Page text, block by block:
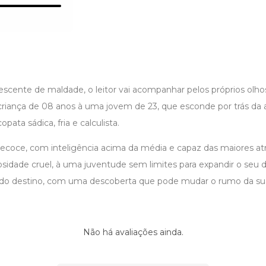
de maldade, o leitor vai acompanhar pelos próprios
de 08 anos à uma jovem de 23, que esconde por trás da
sádica, fria e calculista.
com inteligência acima da média e capaz das maiores
cruel, à uma juventude sem limites para expandir o seu
destino, com uma descoberta que pode mudar o rumo da
Não há avaliações ainda.